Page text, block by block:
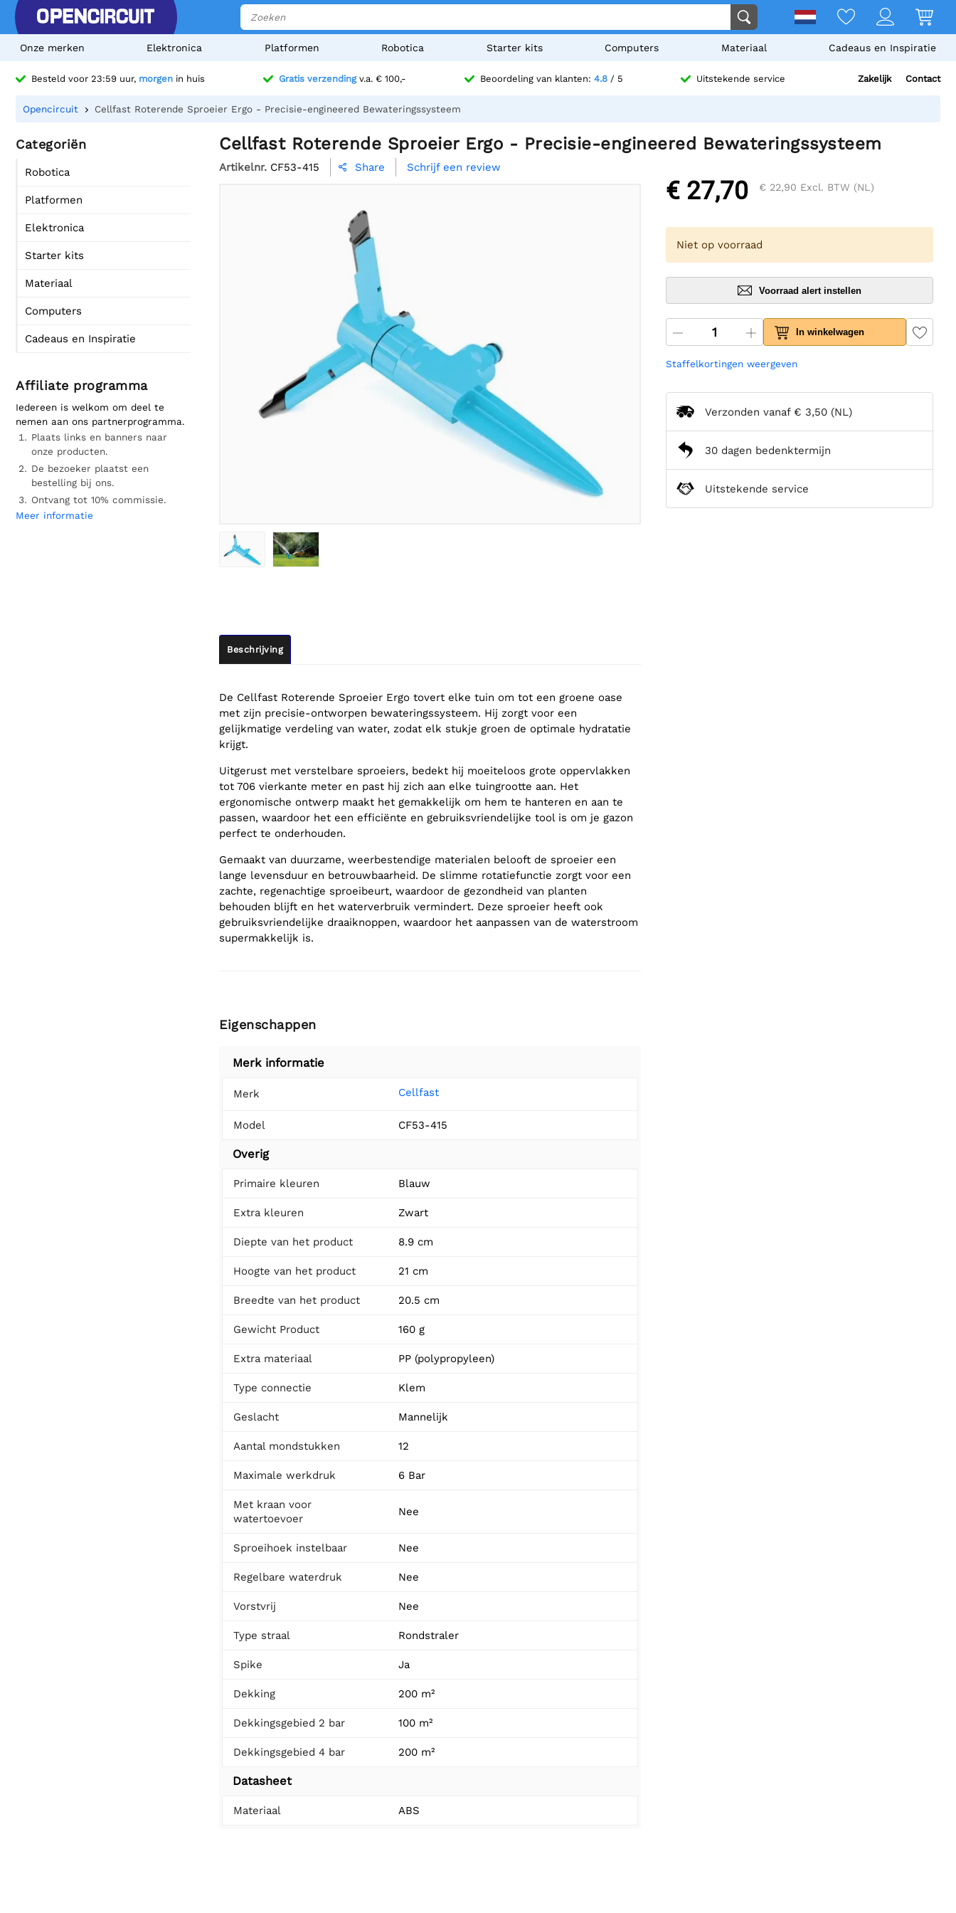
Onze merken Elektronica Platformen Robotica Starter kits Computers Materiaal Cadeaus en Inspiratie
Besteld voor 23:59 uur, morgen in huis Gratis verzendingv.a. € 100,- Beoordeling van klanten: 4.8/ 5 Uitstekende service Zakelijk Contact
Opencircuit Cellfast Roterende Sproeier Ergo - Precisie-engineered Bewateringssysteem
Categoriën
Robotica
Platformen
Elektronica
Starter kits
Materiaal
Computers
Cadeaus en Inspiratie
Affiliate programma
Iedereen is welkom om deel te
nemen aan ons partnerprogramma.
Plaats links en banners naar
onze producten.
De bezoeker plaatst een
bestelling bij ons.
Ontvang tot 10% commissie.
Meer informatie
Cellfast Roterende Sproeier Ergo - Precisie-engineered Bewateringssysteem
Artikelnr. CF53-415  Share Schrijf een review
Beschrijving
De Cellfast Roterende Sproeier Ergo tovert elke tuin om tot een groene oase
met zijn precisie-ontworpen bewateringssysteem. Hij zorgt voor een
gelijkmatige verdeling van water, zodat elk stukje groen de optimale hydratatie
krijgt.
Uitgerust met verstelbare sproeiers, bedekt hij moeiteloos grote oppervlakken
tot 706 vierkante meter en past hij zich aan elke tuingrootte aan. Het
ergonomische ontwerp maakt het gemakkelijk om hem te hanteren en aan te
passen, waardoor het een efficiënte en gebruiksvriendelijke tool is om je gazon
perfect te onderhouden.
Gemaakt van duurzame, weerbestendige materialen belooft de sproeier een
lange levensduur en betrouwbaarheid. De slimme rotatiefunctie zorgt voor een
zachte, regenachtige sproeibeurt, waardoor de gezondheid van planten
behouden blijft en het waterverbruik vermindert. Deze sproeier heeft ook
gebruiksvriendelijke draaiknoppen, waardoor het aanpassen van de waterstroom
supermakkelijk is.
Eigenschappen
Merk informatie
Merk Cellfast
Model CF53-415
Overig
Primaire kleuren Blauw
Extra kleuren Zwart
Diepte van het product 8.9 cm
Hoogte van het product 21 cm
Breedte van het product 20.5 cm
Gewicht Product 160 g
Extra materiaal PP (polypropyleen)
Type connectie Klem
Geslacht Mannelijk
Aantal mondstukken 12
Maximale werkdruk 6 Bar
Met kraan voor
watertoevoer
Nee
Sproeihoek instelbaar Nee
Regelbare waterdruk Nee
Vorstvrij Nee
Type straal Rondstraler
Spike Ja
Dekking 200 m²
Dekkingsgebied 2 bar 100 m²
Dekkingsgebied 4 bar 200 m²
Datasheet
Materiaal ABS
€ 27,70 € 22,90 Excl. BTW (NL)
Niet op voorraad
Voorraad alert instellen
In winkelwagen
Staffelkortingen weergeven
Verzonden vanaf € 3,50 (NL)
30 dagen bedenktermijn
Uitstekende service